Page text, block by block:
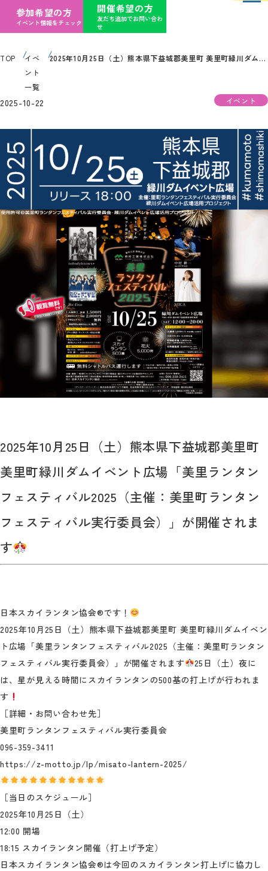
参加希望の方
イベント情報をチェック
開催希望の方
友だち追加でお問い合わ
せ
TOP
イベ
ント
一覧
2025年10月25日（土）熊本県下益城郡美里町 美里町緑川ダムイベント広場「美里ランタンフェスティバル2025（主催：美里町ランタンフェスティバル実行委員会）」が開催されます
2025-10-22 イベント
2025年10月25日（土）熊本県下益城郡美里町
美里町緑川ダムイベント広場「美里ランタン
フェスティバル2025（主催：美里町ランタン
フェスティバル実行委員会）」が開催されま
す
日本スカイランタン協会®です！
2025年10月25日（土）熊本県下益城郡美里町 美里町緑川ダムイベン
ト広場「美里ランタンフェスティバル2025（主催：美里町ランタン
フェスティバル実行委員会）」が開催されます
25日（土）夜に
は、星が見える時間にスカイランタンの500基の打上げが行われま
す
［詳細・お問い合わせ先］
美里町ランタンフェスティバル実行委員会
096-359-3411
https://z-motto.jp/lp/misato-lantern-2025/
［当日のスケジュール］
2025年10月25日（土）
12:00 開場
18:15 スカイランタン開催（打上げ予定）
日本スカイランタン協会®は今回のスカイランタン打上げに協力し